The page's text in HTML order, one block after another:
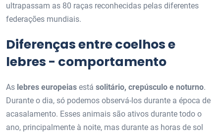
ultrapassam as 80 raças reconhecidas pelas diferentes
federações mundiais.
Diferenças entre coelhos e
lebres - comportamento
As lebres europeias está solitário, crepúsculo e noturno.
Durante o dia, só podemos observá-los durante a época de
acasalamento. Esses animais são ativos durante todo o
ano, principalmente à noite, mas durante as horas de sol